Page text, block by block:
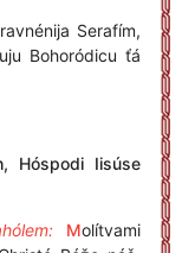
Serafím,
Bohoródicu ťá
Hóspodi Iisúse
Molítvami